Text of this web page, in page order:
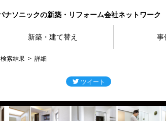
ナソニックの新築・リフォーム会社ネットワーク
新築・建て替え 事
検索結果 詳細